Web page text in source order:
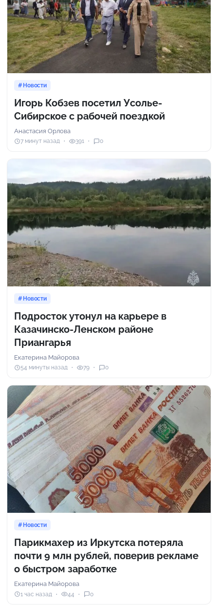
Новости
Игорь Кобзев посетил Усолье-
Сибирское с рабочей поездкой
Анастасия Орлова
7 минут назад 391 0
Новости
Подросток утонул на карьере в
Казачинско-Ленском районе
Приангарья
Екатерина Майорова
54 минуты назад 79 0
Новости
Парикмахер из Иркутска потеряла
почти 9 млн рублей, поверив рекламе
о быстром заработке
Екатерина Майорова
1 час назад 44 0